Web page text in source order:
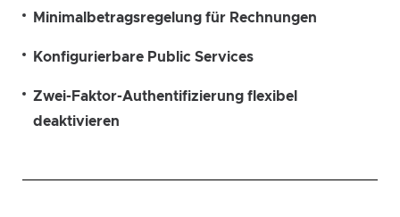
Minimalbetragsregelung für Rechnungen
Konfigurierbare Public Services
Zwei-Faktor-Authentifizierung flexibel
deaktivieren